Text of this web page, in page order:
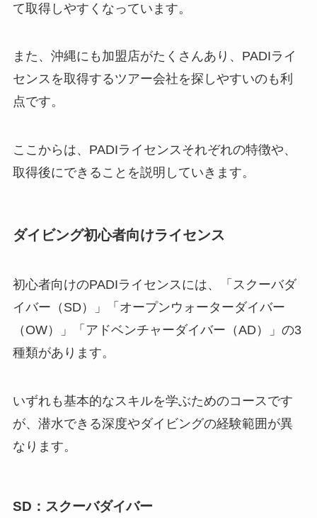
て取得しやすくなっています。
また、沖縄にも加盟店がたくさんあり、PADIライ
センスを取得するツアー会社を探しやすいのも利
点です。
ここからは、PADIライセンスそれぞれの特徴や、
取得後にできることを説明していきます。
ダイビング初心者向けライセンス
初心者向けのPADIライセンスには、「スクーバダ
イバー（SD）」「オープンウォーターダイバー
（OW）」「アドベンチャーダイバー（AD）」の3
種類があります。
いずれも基本的なスキルを学ぶためのコースです
が、潜水できる深度やダイビングの経験範囲が異
なります。
SD：スクーバダイバー